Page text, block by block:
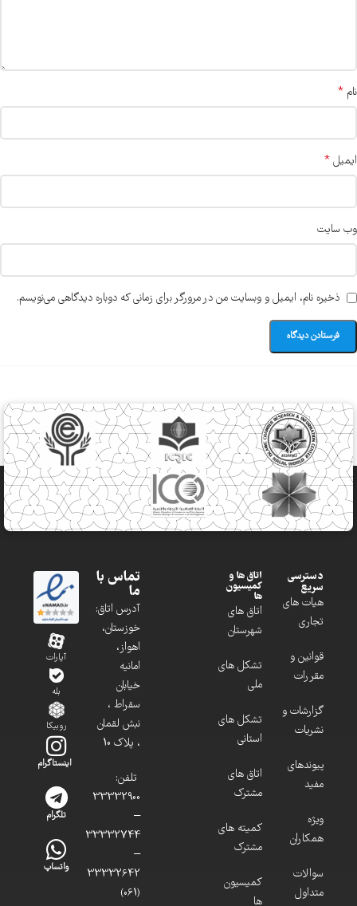
نام *
ایمیل *
وب‌ سایت
ذخیره نام، ایمیل و وبسایت من در مرورگر برای زمانی که دوباره دیدگاهی می‌نویسم.
دسترسی
سریع
هیات های
تجاری
قوانین و
مقررات
گزارشات و
نشریات
پیوندهای
مفید
ویژه
همکاران
سوالات
متداول
اتاق ها و
کمیسیون
ها
اتاق های
شهرستان
تشکل های
ملی
تشکل های
استانی
اتاق های
مشترک
کمیته های
مشترک
کمیسیون
ها
تماس با
ما
آدرس اتاق:
خوزستان،
اهواز،
امانیه
خیابان
سقراط ،
نبش لقمان
، پلاک 10
تلفن:
33332900
–
33332744
–
33332642
(061)
آپارات
بله
روبیکا
اینستاگرام
تلگرام
واتساپ